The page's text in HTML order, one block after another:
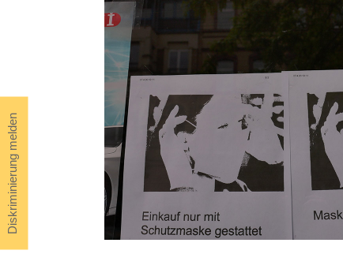
Diskriminierung melden